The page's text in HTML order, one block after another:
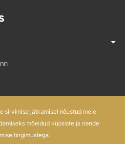
arrow_drop_down
sirvimise jätkamisel nõustud meie
mõeldud küpsiste ja nende
tingimustega.